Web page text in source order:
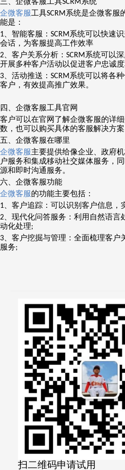
SCRM
企微客服工具SCRM系统是企微客服
能是：
1 、智能客服： SCRM系统可以快速
会话，为客服提高工作效率
2 、客户关系分析： SCRM系统可以
开展多种客户活动以促进客户忠诚
3 、活动推送： SCRM系统可以将各
客户，有效提高推广效果。
四、企微客服工具官网
客户可以在官网了解企微客服的详
数，也可以购买具体的客服解决方案
五、企微客服在哪里
企微客服主要提供给像企业、政府
户服务和集成移动社交媒体服务，
源和即时沟通服务。
六、企微客服功能
企微客服的功能主要包括：
1 、客户追踪：可以识别客户信息
2 、现代化问答服务：利用自然语
动化处理;
3 、客户挖掘与管理：全面梳理客
服务;
扫二维码申请试用